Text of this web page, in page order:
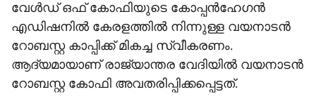
r
e
വേള്‍ഡ് ഒഫ് കോഫിയുടെ കോപ്പന്‍ഹേഗന്‍
എഡിഷനില്‍ കേരളത്തില്‍ നിന്നുള്ള വയനാടന്‍
റോബസ്റ്റ കാപ്പിക്ക് മികച്ച സ്വീകരണം.
ആദ്യമായാണ് രാജ്യാന്തര വേദിയില്‍ വയനാടന്‍
റോബസ്റ്റ കോഫി അവതരിപ്പിക്കപ്പെട്ടത്.